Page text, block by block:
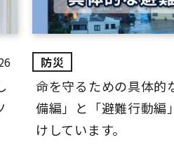
命を守るための具体的
備編」と「避難行動編
けしています。